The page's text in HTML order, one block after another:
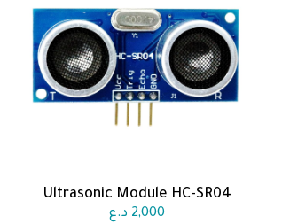
اضف الى السلة
Ultrasonic Module HC-SR04
2,000 د.ع